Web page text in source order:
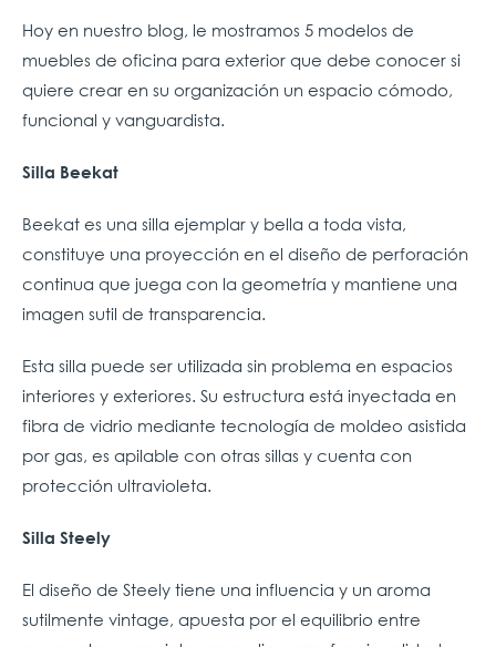
Hoy en nuestro blog, le mostramos 5 modelos de
muebles de oficina para exterior que debe conocer si
quiere crear en su organización un espacio cómodo,
funcional y vanguardista.
Silla Beekat
Beekat es una silla ejemplar y bella a toda vista,
constituye una proyección en el diseño de perforación
continua que juega con la geometría y mantiene una
imagen sutil de transparencia.
Esta silla puede ser utilizada sin problema en espacios
interiores y exteriores. Su estructura está inyectada en
fibra de vidrio mediante tecnología de moldeo asistida
por gas, es apilable con otras sillas y cuenta con
protección ultravioleta.
Silla Steely
El diseño de Steely tiene una influencia y un aroma
sutilmente vintage, apuesta por el equilibrio entre